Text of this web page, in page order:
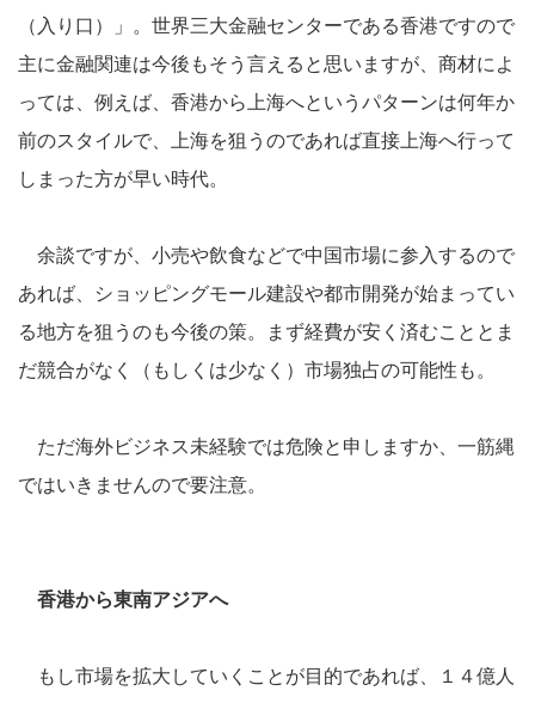
（入り口）」。世界三大金融センターである香港ですので
主に金融関連は今後もそう言えると思いますが、商材によ
っては、例えば、香港から上海へというパターンは何年か
前のスタイルで、上海を狙うのであれば直接上海へ行って
しまった方が早い時代。
余談ですが、小売や飲食などで中国市場に参入するので
あれば、ショッピングモール建設や都市開発が始まってい
る地方を狙うのも今後の策。まず経費が安く済むこととま
だ競合がなく（もしくは少なく）市場独占の可能性も。
ただ海外ビジネス未経験では危険と申しますか、一筋縄
ではいきませんので要注意。
香港から東南アジアへ
もし市場を拡大していくことが目的であれば、１４億人